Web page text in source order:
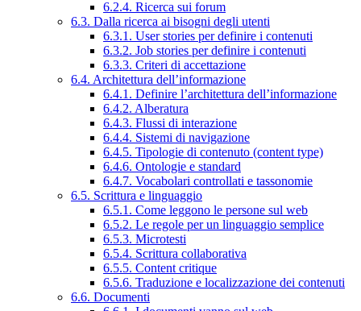
6.2.4. Ricerca sui forum
6.3. Dalla ricerca ai bisogni degli utenti
6.3.1. User stories per definire i contenuti
6.3.2. Job stories per definire i contenuti
6.3.3. Criteri di accettazione
6.4. Architettura dell’informazione
6.4.1. Definire l’architettura dell’informazione
6.4.2. Alberatura
6.4.3. Flussi di interazione
6.4.4. Sistemi di navigazione
6.4.5. Tipologie di contenuto (content type)
6.4.6. Ontologie e standard
6.4.7. Vocabolari controllati e tassonomie
6.5. Scrittura e linguaggio
6.5.1. Come leggono le persone sul web
6.5.2. Le regole per un linguaggio semplice
6.5.3. Microtesti
6.5.4. Scrittura collaborativa
6.5.5. Content critique
6.5.6. Traduzione e localizzazione dei contenuti
6.6. Documenti